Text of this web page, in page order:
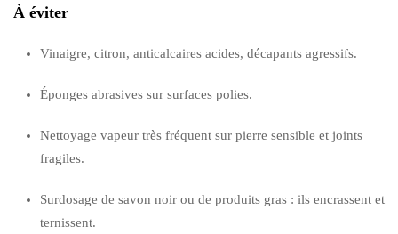
À éviter
Vinaigre, citron, anticalcaires acides, décapants agressifs.
Éponges abrasives sur surfaces polies.
Nettoyage vapeur très fréquent sur pierre sensible et joints
fragiles.
Surdosage de savon noir ou de produits gras : ils encrassent et
ternissent.